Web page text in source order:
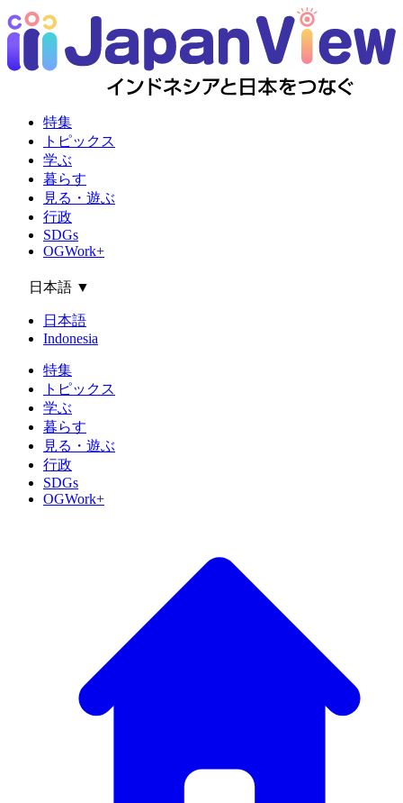
特集
トピックス
学ぶ
暮らす
見る・遊ぶ
行政
SDGs
OGWork+
日本語 ▼
日本語
Indonesia
特集
トピックス
学ぶ
暮らす
見る・遊ぶ
行政
SDGs
OGWork+